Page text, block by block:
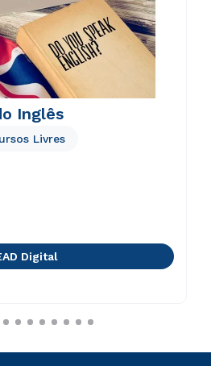
Inglês
Livres
Digital